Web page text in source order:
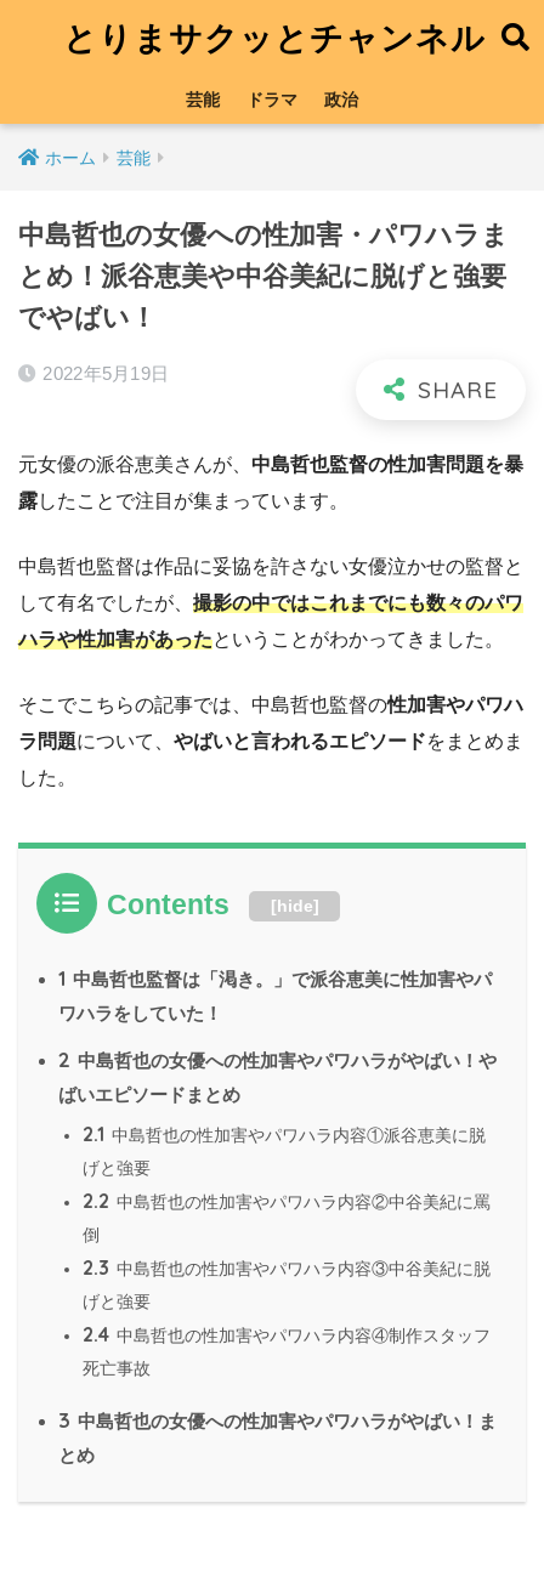
とりまサクッとチャンネル
芸能 ドラマ 政治
ホーム 芸能
中島哲也の女優への性加害・パワハラま
とめ！派谷恵美や中谷美紀に脱げと強要
でやばい！
2022年5月19日
元女優の派谷恵美さんが、 中島哲也監督の性加害問題を暴
露したことで注目が集まっています。
中島哲也監督は作品に妥協を許さない女優泣かせの監督と
して有名でしたが、 撮影の中ではこれまでにも数々のパワ
ハラや性加害があったということがわかってきました。
そこでこちらの記事では、中島哲也監督の性加害やパワハ
ラ問題について、 やばいと言われるエピソードをまとめま
した。
Contents [hide]
1 中島哲也監督は「渇き。」で派谷恵美に性加害やパ
ワハラをしていた！
2 中島哲也の女優への性加害やパワハラがやばい！や
ばいエピソードまとめ
2.1 中島哲也の性加害やパワハラ内容①派谷恵美に脱
げと強要
2.2 中島哲也の性加害やパワハラ内容②中谷美紀に罵
倒
2.3 中島哲也の性加害やパワハラ内容③中谷美紀に脱
げと強要
2.4 中島哲也の性加害やパワハラ内容④制作スタッフ
死亡事故
3 中島哲也の女優への性加害やパワハラがやばい！ま
とめ